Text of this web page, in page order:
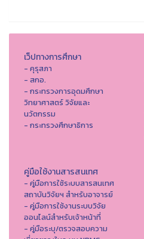
เว็ปทางการศึกษา
- คุรุสภา
- สกอ.
- กระทรวงการอุดมศึกษา
วิทยาศาสตร์ วิจัยและ
นวัตกรรม
- กระทรวงศึกษาธิการ
คู่มือใช้งานสารสนเทศ
- คู่มือการใช้ระบบสารสนเทศ
สถาบันวิจัยฯ สำหรับอาจารย์
- คู่มือการใช้งานระบบวิจัย
ออนไลน์สำหรับเจ้าหน้าที่
- คู่มือระบุ/ตรวจสอบความ